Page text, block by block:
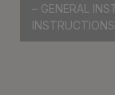
– GENERAL
INSTRUCTIONS